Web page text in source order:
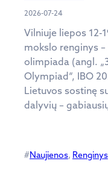
2026-07-24
Vilniuje liepos 12-
mokslo renginys
olimpiada (angl.
Olympiad“, IBO
Lietuvos sostinę
dalyvių –
#Naujienos, Renginys